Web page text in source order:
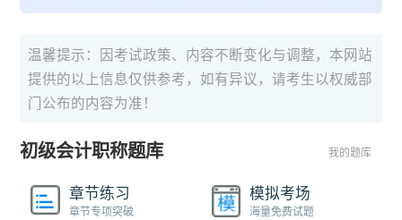
温馨提示：因考试政策、内容不断变化与调整，本网站
提供的以上信息仅供参考，如有异议，请考生以权威部
门公布的内容为准！
初级会计职称题库 我的题库
章节练习
章节专项突破
模拟考场
海量免费试题